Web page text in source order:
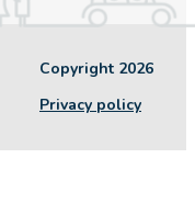
Copyright 2026
Privacy policy